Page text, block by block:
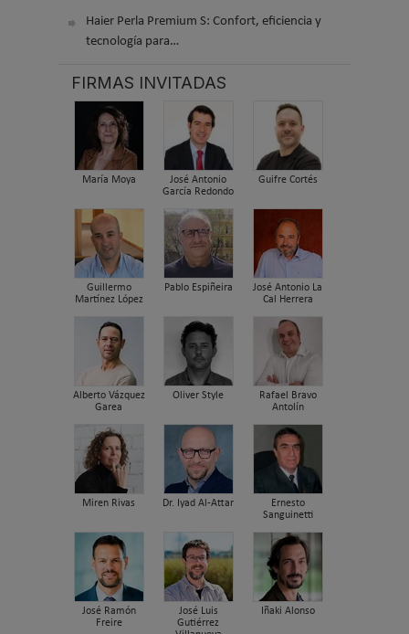
Haier Perla Premium S: Confort, eficiencia y
tecnología para…
FIRMAS INVITADAS
María Moya
José Antonio
García Redondo
Guifre Cortés
Guillermo
Martínez López
Pablo Espiñeira
José Antonio La
Cal Herrera
Alberto Vázquez
Garea
Oliver Style
Rafael Bravo
Antolín
Miren Rivas Dr. Iyad Al-Attar
Ernesto
Sanguinetti
José Ramón
Freire
José Luis
Gutiérrez
Iñaki Alonso